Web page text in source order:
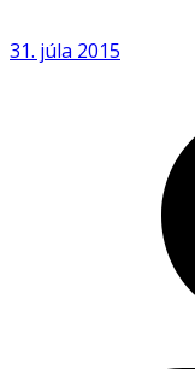
31. júla 2015